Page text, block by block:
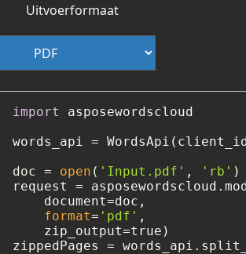
Uitvoerformaat
import
asposewordscloud
words_api =
doc = open ( 'Input.pdf' , 'rb' )
request =
    document=doc,
format= 'pdf' ,
    zip_output=true)
zippedPages =